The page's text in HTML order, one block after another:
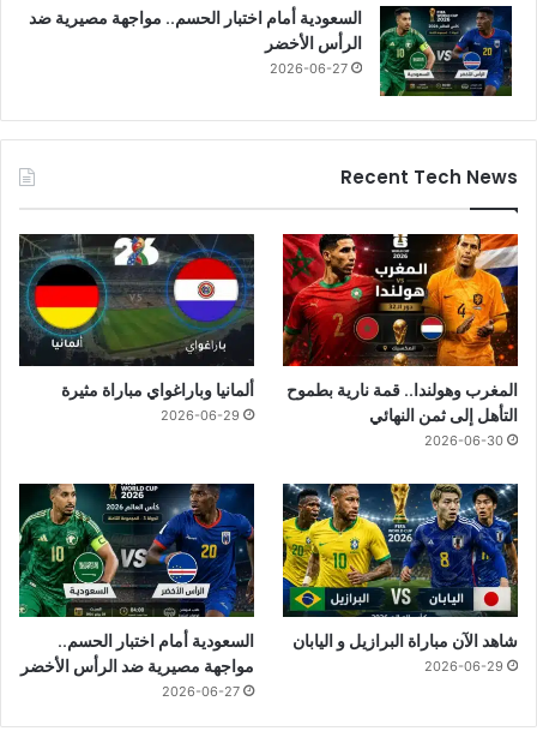
السعودية أمام اختبار الحسم.. مواجهة مصيرية ضد
الرأس الأخضر
2026-06-27
Recent Tech News
المغرب وهولندا.. قمة نارية بطموح
التأهل إلى ثمن النهائي
2026-06-30
ألمانيا وباراغواي مباراة مثيرة
2026-06-29
شاهد الآن مباراة البرازيل و اليابان
2026-06-29
السعودية أمام اختبار الحسم..
مواجهة مصيرية ضد الرأس الأخضر
2026-06-27